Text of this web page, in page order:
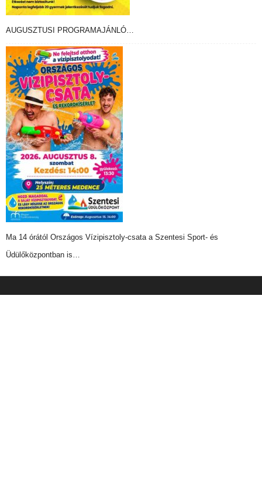
AUGUSZTUSI PROGRAMAJÁNLÓ…
Ma 14 órától Országos Vízipisztoly-csata a Szentesi Sport- és
Üdülőközpontban is…